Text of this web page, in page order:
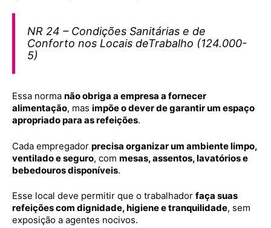
NR 24 – Condições Sanitárias e de
Conforto nos Locais deTrabalho (124.000-
5)
Essa norma não obriga a empresa a fornecer
alimentação, mas impõe o dever de garantir um espaço
apropriado para as refeições.
Cada empregador precisa organizar um ambiente limpo,
ventilado e seguro, com mesas, assentos, lavatórios e
bebedouros disponíveis.
Esse local deve permitir que o trabalhador faça suas
refeições com dignidade, higiene e tranquilidade, sem
exposição a agentes nocivos.